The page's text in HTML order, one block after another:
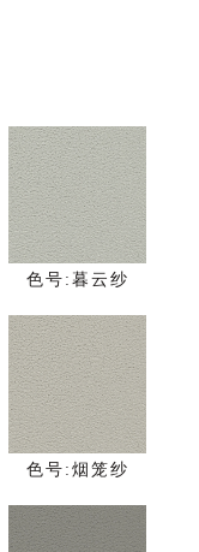
色号:暮云纱
色号:烟笼纱